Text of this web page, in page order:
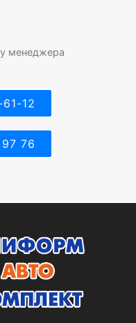
менеджера
12
76